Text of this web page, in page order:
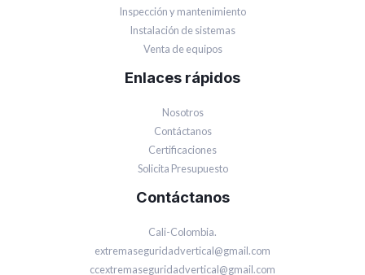
Inspección y mantenimiento
Instalación de sistemas
Venta de equipos
Enlaces rápidos
Nosotros
Contáctanos
Certificaciones
Solicita Presupuesto
Contáctanos
Cali-Colombia.
extremaseguridadvertical@gmail.com
ccextremaseguridadvertical@gmail.com